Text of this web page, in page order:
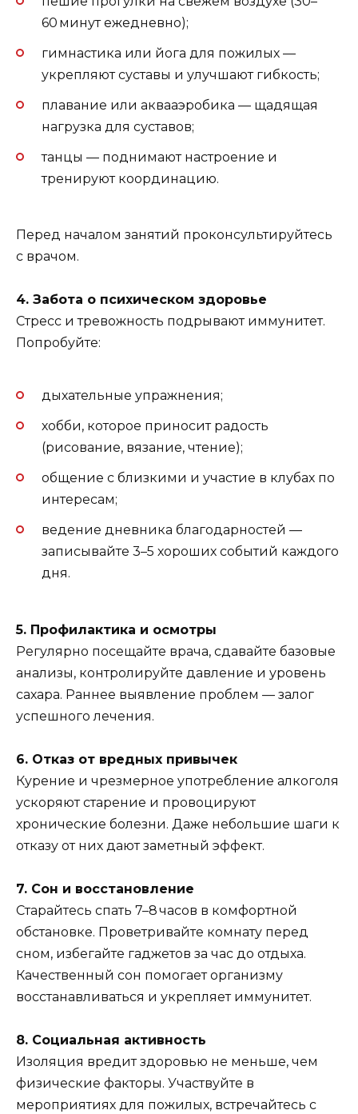
60 минут ежедневно);
гимнастика или йога для пожилых —
укрепляют суставы и улучшают гибкость;
плавание или аквааэробика — щадящая
нагрузка для суставов;
танцы — поднимают настроение и
тренируют координацию.
Перед началом занятий проконсультируйтесь
с врачом.
4. Забота о психическом здоровье
Стресс и тревожность подрывают иммунитет.
Попробуйте:
дыхательные упражнения;
хобби, которое приносит радость
(рисование, вязание, чтение);
общение с близкими и участие в клубах по
интересам;
ведение дневника благодарностей —
записывайте 3–5 хороших событий каждого
дня.
5. Профилактика и осмотры
Регулярно посещайте врача, сдавайте базовые
анализы, контролируйте давление и уровень
сахара. Раннее выявление проблем — залог
успешного лечения.
6. Отказ от вредных привычек
Курение и чрезмерное употребление алкоголя
ускоряют старение и провоцируют
хронические болезни. Даже небольшие шаги к
отказу от них дают заметный эффект.
7. Сон и восстановление
Старайтесь спать 7–8 часов в комфортной
обстановке. Проветривайте комнату перед
сном, избегайте гаджетов за час до отдыха.
Качественный сон помогает организму
восстанавливаться и укрепляет иммунитет.
8. Социальная активность
Изоляция вредит здоровью не меньше, чем
физические факторы. Участвуйте в
мероприятиях для пожилых, встречайтесь с